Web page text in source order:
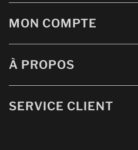
MON COMPTE
À PROPOS
SERVICE CLIENT